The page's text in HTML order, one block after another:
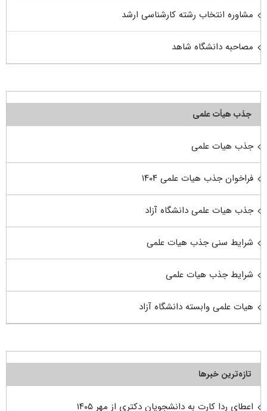
مشاوره انتخاب رشته کارشناسی ارشد
مصاحبه دانشگاه شاهد
جذب هیأت علمی
جذب هیات علمی
فراخوان جذب هیات علمی ۱۴۰۴
جذب هیات علمی دانشگاه آزاد
شرایط سنی جذب هیات علمی
شرایط جذب هیات علمی
هیات علمی وابسته دانشگاه آزاد
تازه‌ترین خبرها
اعطای ردا کارت به دانشجویان دکتری از مهر ۱۴۰۵